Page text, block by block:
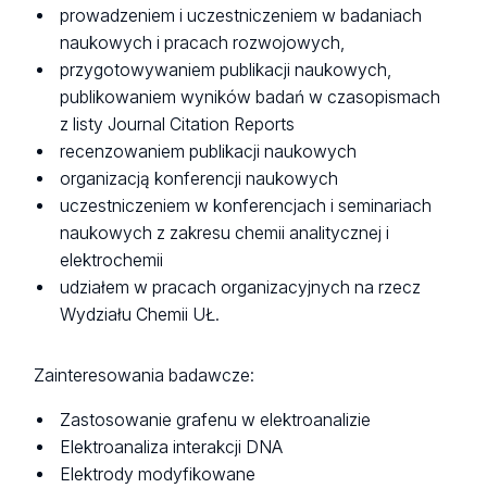
prowadzeniem i uczestniczeniem w badaniach
naukowych i pracach rozwojowych,
przygotowywaniem publikacji naukowych,
publikowaniem wyników badań w czasopismach
z listy Journal Citation Reports
recenzowaniem publikacji naukowych
organizacją konferencji naukowych
uczestniczeniem w konferencjach i seminariach
naukowych z zakresu chemii analitycznej i
elektrochemii
udziałem w pracach organizacyjnych na rzecz
Wydziału Chemii UŁ.
Zainteresowania badawcze:
Zastosowanie grafenu w elektroanalizie
Elektroanaliza interakcji DNA
Elektrody modyfikowane